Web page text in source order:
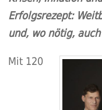
Erfolgsrezept:
und, wo nötig,
Mit 120